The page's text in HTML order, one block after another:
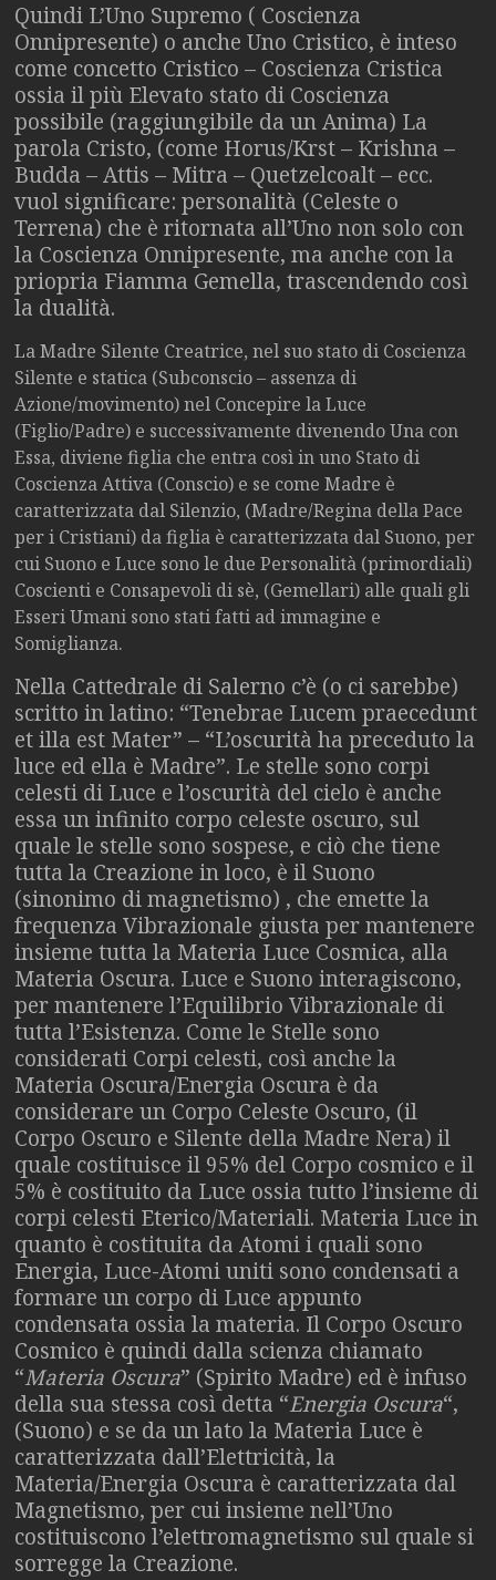
Quindi L’Uno Supremo ( Coscienza
Onnipresente) o anche Uno Cristico, è inteso
come concetto Cristico – Coscienza Cristica
ossia il più Elevato stato di Coscienza
possibile (raggiungibile da un Anima) La
parola Cristo, (come Horus/Krst – Krishna –
Budda – Attis – Mitra – Quetzelcoalt – ecc.
vuol significare: personalità (Celeste o
Terrena) che è ritornata all’Uno non solo con
la Coscienza Onnipresente, ma anche con la
priopria Fiamma Gemella, trascendendo così
la dualità.
La Madre Silente Creatrice, nel suo stato di Coscienza
Silente e statica (Subconscio – assenza di
Azione/movimento) nel Concepire la Luce
(Figlio/Padre) e successivamente divenendo Una con
Essa, diviene figlia che entra così in uno Stato di
Coscienza Attiva (Conscio) e se come Madre è
caratterizzata dal Silenzio, (Madre/Regina della Pace
per i Cristiani) da figlia è caratterizzata dal Suono, per
cui Suono e Luce sono le due Personalità (primordiali)
Coscienti e Consapevoli di sè, (Gemellari) alle quali gli
Esseri Umani sono stati fatti ad immagine e
Somiglianza.
Nella Cattedrale di Salerno c’è (o ci sarebbe)
scritto in latino: “Tenebrae Lucem praecedunt
et illa est Mater” – “L’oscurità ha preceduto la
luce ed ella è Madre”. Le stelle sono corpi
celesti di Luce e l’oscurità del cielo è anche
essa un infinito corpo celeste oscuro, sul
quale le stelle sono sospese, e ciò che tiene
tutta la Creazione in loco, è il Suono
(sinonimo di magnetismo) , che emette la
frequenza Vibrazionale giusta per mantenere
insieme tutta la Materia Luce Cosmica, alla
Materia Oscura. Luce e Suono interagiscono,
per mantenere l’Equilibrio Vibrazionale di
tutta l’Esistenza. Come le Stelle sono
considerati Corpi celesti, così anche la
Materia Oscura/Energia Oscura è da
considerare un Corpo Celeste Oscuro, (il
Corpo Oscuro e Silente della Madre Nera) il
quale costituisce il 95% del Corpo cosmico e il
5% è costituito da Luce ossia tutto l’insieme di
corpi celesti Eterico/Materiali. Materia Luce in
quanto è costituita da Atomi i quali sono
Energia, Luce-Atomi uniti sono condensati a
formare un corpo di Luce appunto
condensata ossia la materia. Il Corpo Oscuro
Cosmico è quindi dalla scienza chiamato
“Materia Oscura” (Spirito Madre) ed è infuso
della sua stessa così detta “Energia Oscura“,
(Suono) e se da un lato la Materia Luce è
caratterizzata dall’Elettricità, la
Materia/Energia Oscura è caratterizzata dal
Magnetismo, per cui insieme nell’Uno
costituiscono l’elettromagnetismo sul quale si
sorregge la Creazione.